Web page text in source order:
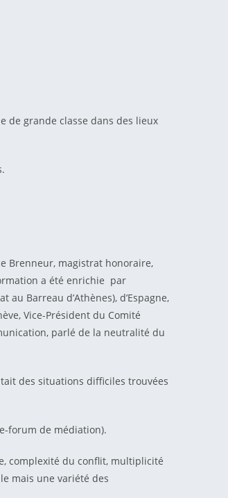
de grande classe dans des lieux
Brenneur, magistrat honoraire,
a été enrichie par
Barreau d’Athènes), d’Espagne,
Vice-Président du Comité
parlé de la neutralité du
des situations difficiles trouvées
forum de médiation).
complexité du conflit, multiplicité
mais une variété des